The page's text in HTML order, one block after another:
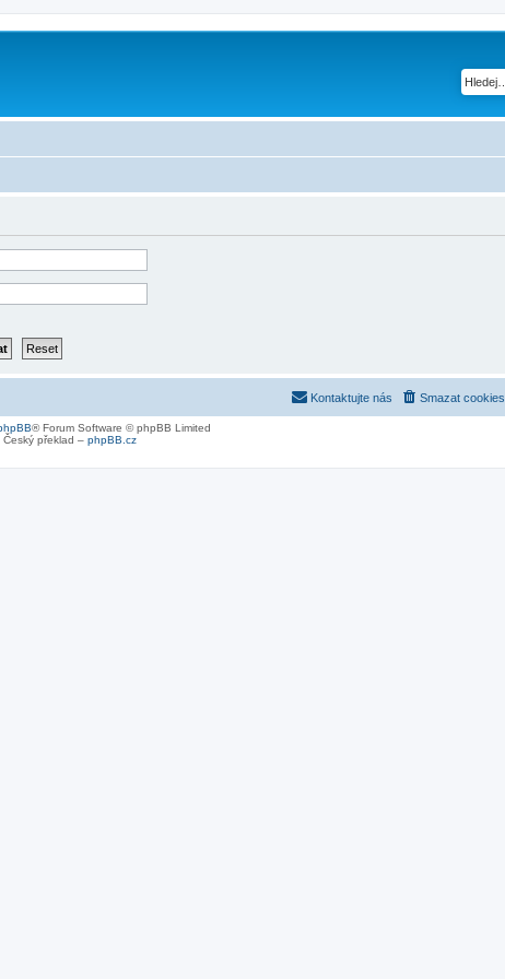
Smazat cookies
Kontaktujte nás
® Forum Software © phpBB Limited
Český překlad – phpBB.cz